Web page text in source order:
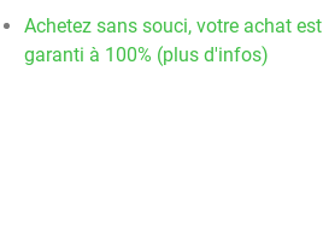
Achetez sans souci, votre achat est
garanti à 100% (plus d'infos)